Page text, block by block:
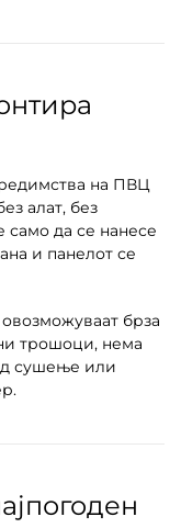
на ПВЦ
алат, без
само да се нанесе
и панелот се
брза
трошоци, нема
сушење или